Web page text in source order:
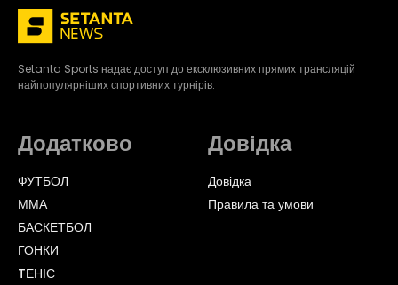
Setanta Sports надає доступ до ексклюзивних прямих трансляцій
найпопулярніших спортивних турнірів.
Додатково
ФУТБОЛ
ММА
БАСКЕТБОЛ
ГОНКИ
TЕНІС
Довідка
Довідка
Правила та умови